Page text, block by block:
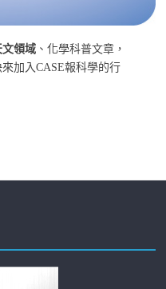
領域 、化學科普文章，
加入CASE報科學的行